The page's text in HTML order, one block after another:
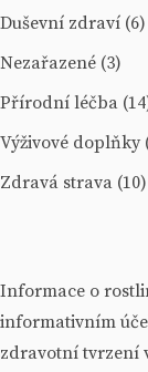
Duševní zdraví (6)
Nezařazené (3)
Přírodní léčba
Výživové doplňky
Zdravá strava (10)
Informace o
informativním
zdravotní tvrzení